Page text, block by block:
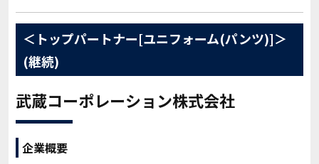
＜トップパートナー[ユニフォーム(パンツ)]＞
(継続)
武蔵コーポレーション株式会社
企業概要